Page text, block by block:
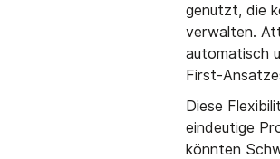
genutzt, die
verwalten.
automatisch
First-
Diese
eindeutige
könnten